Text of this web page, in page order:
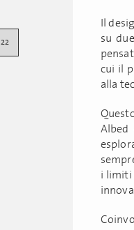
22
Il
su
cui il
alla
i limiti